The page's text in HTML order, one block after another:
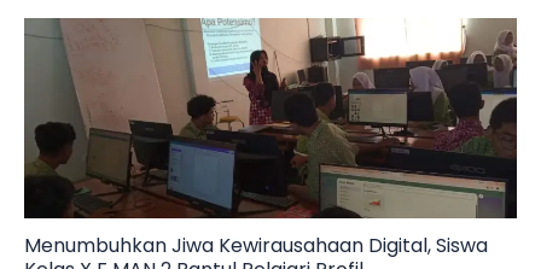
Menumbuhkan Jiwa Kewirausahaan Digital, Siswa